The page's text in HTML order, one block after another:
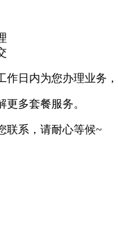
作日内为您办理业务，
更多套餐服务。
联系，请耐心等候~